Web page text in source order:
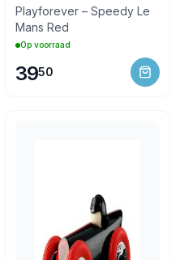
Playforever – Speedy Le
Mans Red
Op voorraad
3950